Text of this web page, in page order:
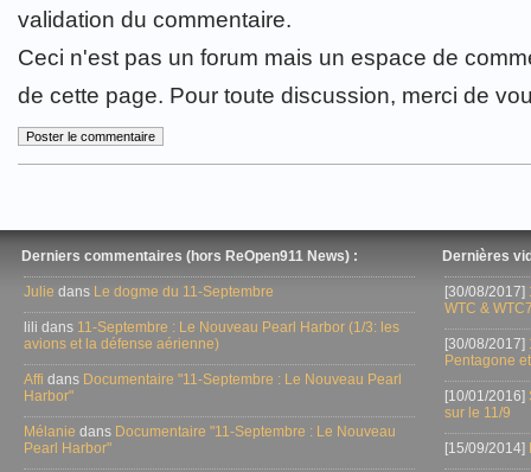
validation du commentaire.
Ceci n'est pas un forum mais un espace de
de cette page. Pour toute discussion, merci de
Derniers commentaires (hors ReOpen911 News) :
Julie dans Le dogme du 11-Septembre
lili dans 11-Septembre : Le Nouveau Pearl Harbor (1/3: les
avions et la défense aérienne)
Affi dans Documentaire "11-Septembre : Le Nouveau Pearl
Harbor"
Mélanie dans Documentaire "11-Septembre : Le Nouveau
Pearl Harbor"
Dernières
[30/08/2017]
WTC &
[30/08/2017]
Pentagone
[10/01/2016]
sur le 11/9
[15/09/2014]